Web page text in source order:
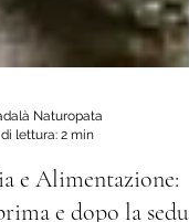
lettura: 2 min